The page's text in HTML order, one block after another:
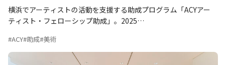
横浜でアーティストの活動を支援する助成プログラム「ACYアー
ティスト・フェローシップ助成」。2025…
#ACY#助成#美術